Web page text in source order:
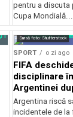
pentru a discuta
Cupa Mondială...
Sursă foto: Shutterstock
SPORT o zi ago
FIFA
disciplinare
Argentinei
la finala cu
Argentina riscă
incidentele de la